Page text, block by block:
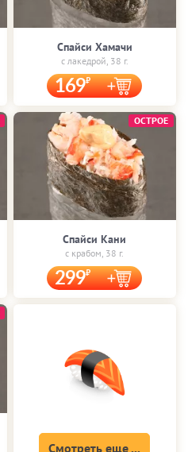
Спайси Хамачи
с лакедрой, 38 г.
169
Спайси Кани
с крабом, 38 г.
299
ОСТРОЕ
Смотреть еще ...